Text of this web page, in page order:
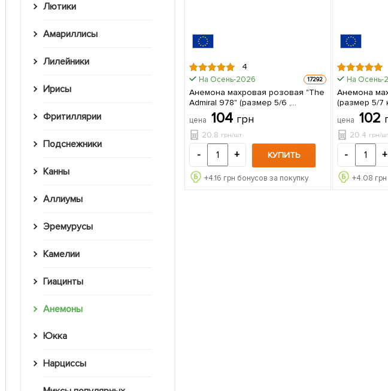
Лютики
Амариллисы
Лилейники
Ирисы
Фритиллярии
Подснежники
Канны
Аллиумы
Эремурусы
Камелии
Гиацинты
Анемоны
Юкка
Нарциссы
4
На Осень-2026 17292
Анемона махровая розовая "The
Admiral 978" (размер 5/6 ,
крупный) 5шт в упаковке
цена 104 грн
20.8 грн/шт
- + КУПИТЬ
+4.16 грн бонусов за покупку
На Осень-
Анемона
(размер 5/7
упаковке
цена 102
20.4 грн/
- +
+4.08